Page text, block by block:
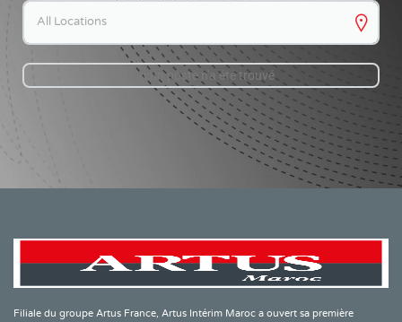
Keywords
Aucun poste n'a été trouvé
Filiale du groupe Artus France, Artus Intérim Maroc a ouvert sa première